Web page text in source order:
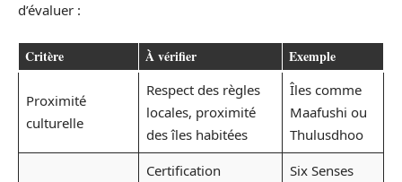
d’évaluer :
Critère À vérifier Exemple
Proximité
culturelle
Respect des règles
locales, proximité
des îles habitées
Îles comme
Maafushi ou
Thulusdhoo
Certification
Six Senses